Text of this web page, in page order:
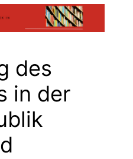
des
in der